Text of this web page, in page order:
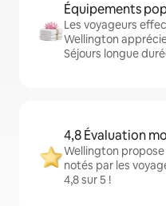
Équipements
Les voyageurs
Wellington
Séjours longue
4,8 Évaluation
Wellington
notés par les
4,8 sur 5 !